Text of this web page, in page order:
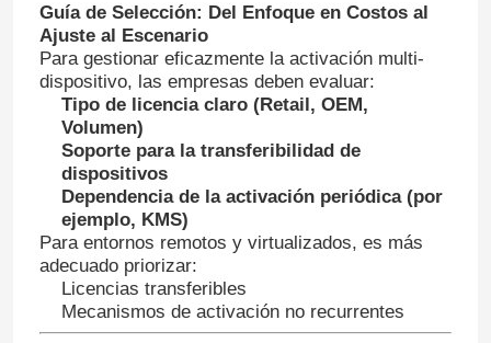
En casa
Productos
Los vídeos
Sobre nosotros
Control de calidad
Guía de Selección: Del Enfoque en Costos al
Ajuste al Escenario
Para gestionar eficazmente la activación multi-
dispositivo, las empresas deben evaluar:
Tipo de licencia claro (Retail, OEM,
Volumen)
Soporte para la transferibilidad de
dispositivos
Dependencia de la activación periódica (por
ejemplo, KMS)
Para entornos remotos y virtualizados, es más
adecuado priorizar:
Licencias transferibles
Mecanismos de activación no recurrentes